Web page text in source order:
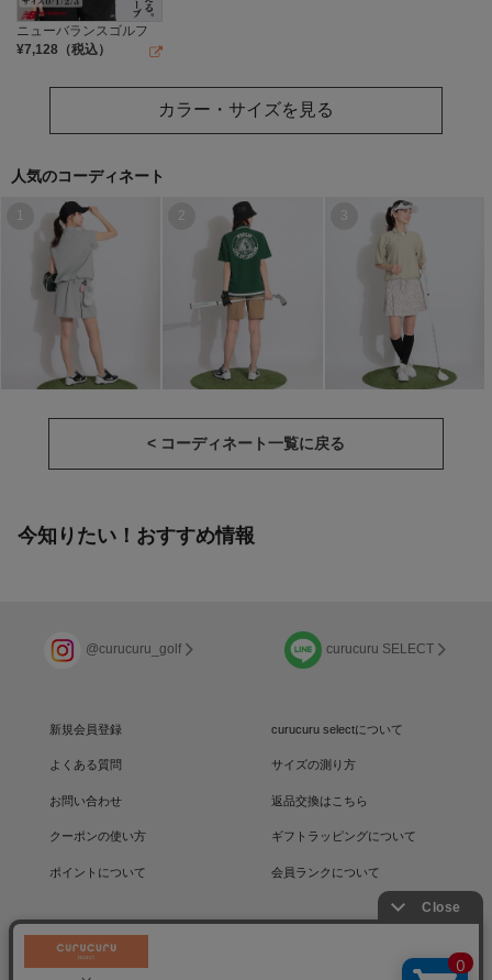
ニューバランスゴルフ
¥7,128 （税込）
カラー・サイズを見る
人気のコーディネート
2 3
< コーディネート一覧に戻る
今知りたい！おすすめ情報
@curucuru_golf curucuru SELECT
新規会員登録 curucuru selectについて
よくある質問 サイズの測り方
お問い合わせ 返品交換はこちら
クーポンの使い方 ギフトラッピングについて
ポイントについて 会員ランクについて